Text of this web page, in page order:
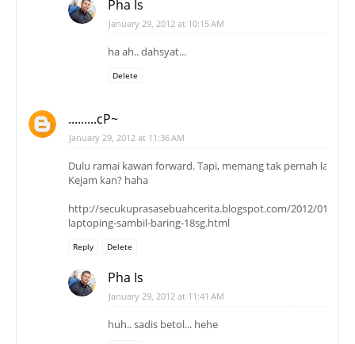
Pha Is
January 29, 2012 at 10:15 AM
ha ah.. dahsyat...
Delete
.........cP~
January 29, 2012 at 11:36 AM
Dulu ramai kawan forward. Tapi, memang tak pernah layan
Kejam kan? haha
http://secukuprasasebuahcerita.blogspot.com/2012/01/
laptoping-sambil-baring-18sg.html
Reply Delete
Pha Is
January 29, 2012 at 11:41 AM
huh.. sadis betol... hehe